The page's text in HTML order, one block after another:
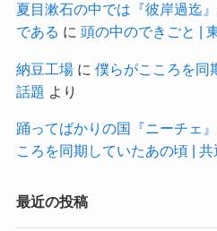
夏目漱石の中では『彼岸過迄
である に 頭の中のできごと |
納豆工場に 僕らがこころを同
話題 より
踊ってばかりの国『ニーチェ
ころを同期していたあの頃 | 共
最近の投稿